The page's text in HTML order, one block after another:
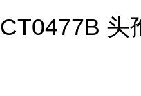
CT0477B 头